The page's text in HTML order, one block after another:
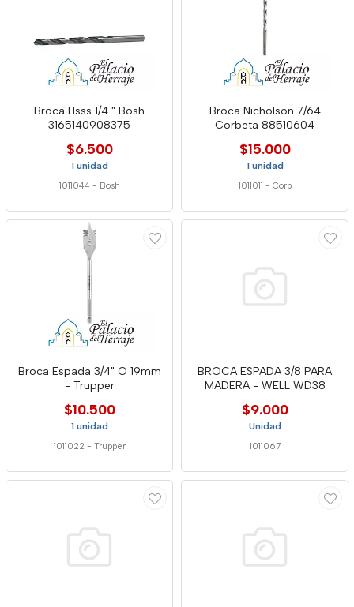
Broca Hsss 1/4 " Bosh
3165140908375
$6.500
1 unidad
1011044 - Bosh
Broca Nicholson 7/64
Corbeta 88510604
$15.000
1 unidad
1011011 - Corb
Broca Espada 3/4" O 19mm
- Trupper
$10.500
1 unidad
1011022 - Trupper
BROCA ESPADA 3/8 PARA
MADERA - WELL WD38
$9.000
Unidad
1011067